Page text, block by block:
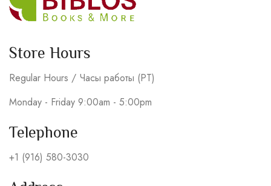
Store Hours
Regular Hours / Часы работы (PT)
Monday - Friday 9:00am - 5:00pm
Telephone
+1 (916) 580-3030